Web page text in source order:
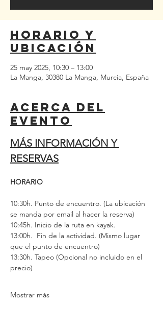
Horario y
ubicación
25 may 2025, 10:30 – 13:00
La Manga, 30380 La Manga, Murcia, España
Acerca del
evento
MÁS INFORMACIÓN Y
RESERVAS
HORARIO
10:30h. Punto de encuentro. (La ubicación
se manda por email al hacer la reserva)
10:45h. Inicio de la ruta en kayak.
13:00h.  Fin de la actividad. (Mismo lugar
que el punto de encuentro)
13:30h. Tapeo (Opcional no incluido en el
precio)
Mostrar más